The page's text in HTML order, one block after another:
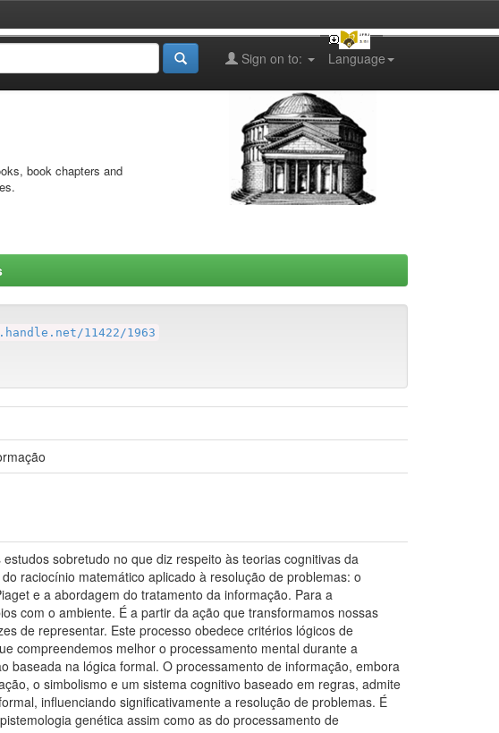
Language
Sign on to:
book chapters and
11422/1963
sobretudo no que diz respeito às teorias cognitivas da
raciocínio matemático aplicado à resolução de problemas: o
e a abordagem do tratamento da informação. Para a
com o ambiente. É a partir da ação que transformamos nossas
de representar. Este processo obedece critérios lógicos de
compreendemos melhor o processamento mental durante a
baseada na lógica formal. O processamento de informação, embora
o simbolismo e um sistema cognitivo baseado em regras, admite
influenciando significativamente a resolução de problemas. É
genética assim como as do processamento de